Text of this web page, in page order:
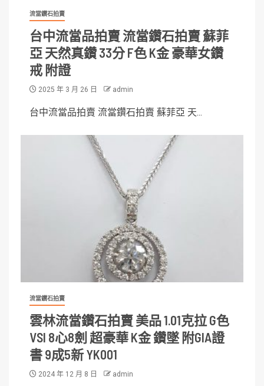
流當鑽石拍賣
台中流當品拍賣 流當鑽石拍賣 蘇菲
亞 天然真鑽 33分 F色 K金 豪華女鑽
戒 附證
2025 年 3 月 26 日 admin
台中流當品拍賣 流當鑽石拍賣 蘇菲亞 天...
流當鑽石拍賣
雲林流當鑽石拍賣 美品 1.01克拉 G色
VSI 8心8劍 超豪華 K金 鑽墜 附GIA證
書 9成5新 YK001
2024 年 12 月 8 日 admin